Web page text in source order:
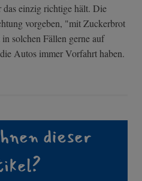
einzig richtige hält. Die
vorgeben, "mit Zuckerbrot
solchen Fällen gerne auf
Autos immer Vorfahrt haben.
dieser